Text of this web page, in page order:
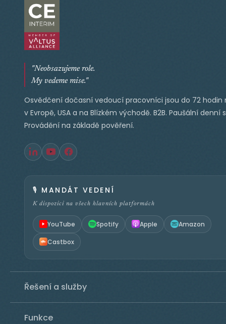
"Neobsazujeme role.
My vedeme mise."
Osvědčení dočasní vedoucí pracovníci jsou do 72 hodin
v Evropě, USA a na Blízkém východě. B2B. Paušální denní
Provádění na základě pověření.
🎙️ MANDÁT VEDENÍ
K dispozici na všech hlavních platformách
YouTube Spotify Apple Amazon
Castbox
Řešení a služby
Funkce